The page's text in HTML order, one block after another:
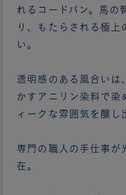
れるコードバン。馬の
り、もたらされる極上
い。
透明感のある風合いは
かすアニリン染料で染
ィークな雰囲気を醸し
専門の職人の手仕事が
在。